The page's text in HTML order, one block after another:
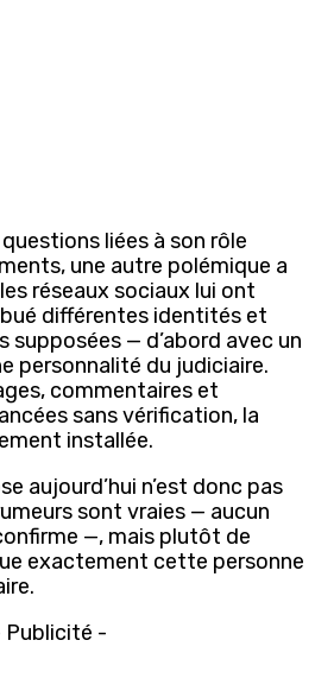
liées à son rôle
une autre polémique a
réseaux sociaux lui ont
différentes identités et
— d’abord avec un
personnalité du judiciaire.
commentaires et
sans vérification, la
installée.
aujourd’hui n’est donc pas
sont vraies — aucun
—, mais plutôt de
exactement cette personne
Publicité -